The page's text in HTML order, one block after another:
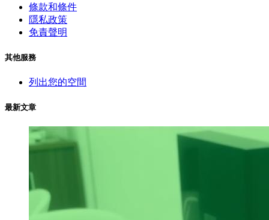
條款和條件
隱私政策
免責聲明
其他服務
列出您的空間
最新文章